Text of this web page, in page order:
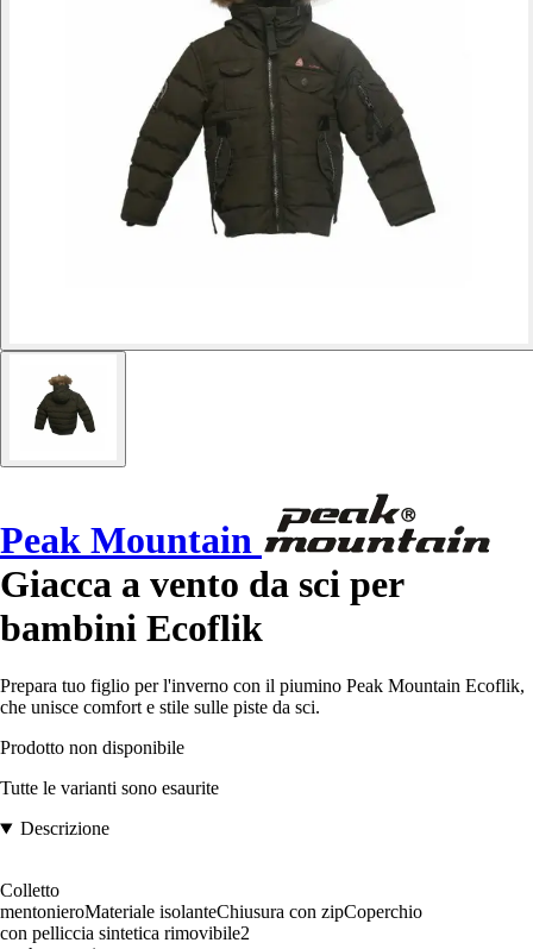
Peak Mountain
Giacca a vento da sci per
bambini Ecoflik
Prepara tuo figlio per l'inverno con il piumino Peak Mountain Ecoflik,
che unisce comfort e stile sulle piste da sci.
Prodotto non disponibile
Tutte le varianti sono esaurite
Descrizione
Colletto
mentonieroMateriale isolanteChiusura con zipCoperchio
con pelliccia sintetica rimovibile2